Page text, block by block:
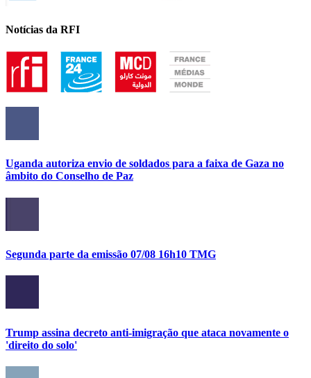
Notícias da RFI
Uganda autoriza envio de soldados para a faixa de Gaza no
âmbito do Conselho de Paz
Segunda parte da emissão 07/08 16h10 TMG
Trump assina decreto anti-imigração que ataca novamente o
'direito do solo'